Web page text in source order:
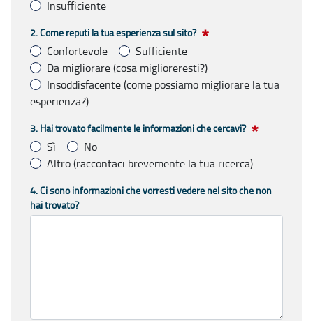
Insufficiente
Obbligatorio
2. Come reputi la tua esperienza sul sito?
Confortevole
Sufficiente
Da migliorare (cosa miglioreresti?)
Insoddisfacente (come possiamo migliorare la tua
esperienza?)
Obbligatorio
3. Hai trovato facilmente le informazioni che cercavi?
Sì
No
Altro (raccontaci brevemente la tua ricerca)
Obbligatorio
4. Ci sono informazioni che vorresti vedere nel sito che non
hai trovato?